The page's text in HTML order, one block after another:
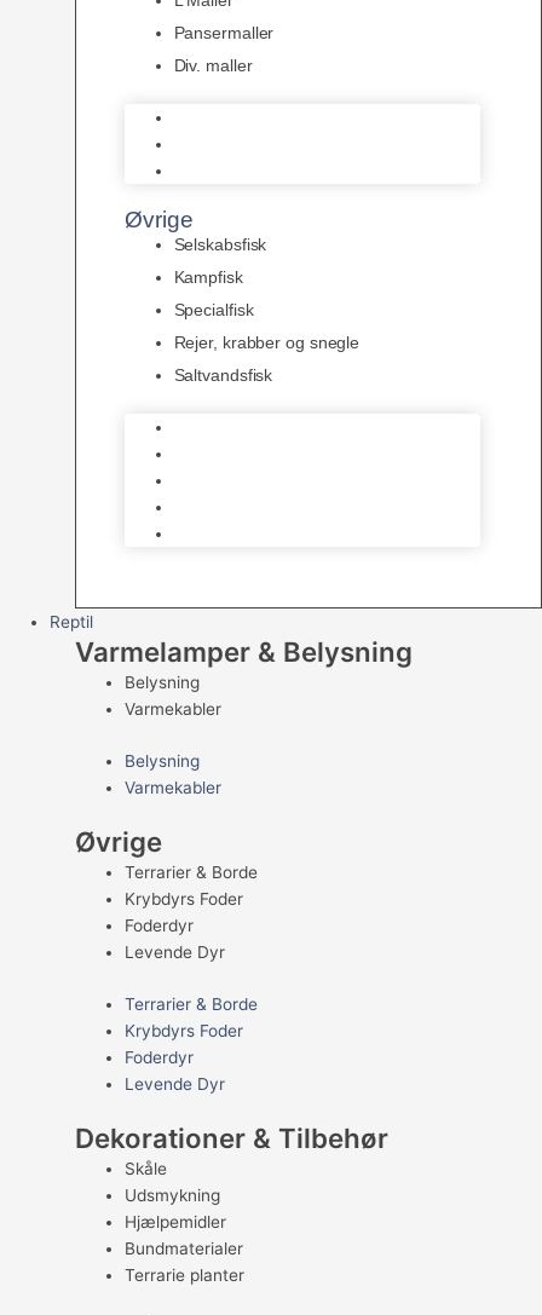
Pansermaller
Div. maller
Øvrige
Selskabsfisk
Kampfisk
Specialfisk
Rejer, krabber og snegle
Saltvandsfisk
Reptil
Varmelamper & Belysning
Belysning
Varmekabler
Belysning
Varmekabler
Øvrige
Terrarier & Borde
Krybdyrs Foder
Foderdyr
Levende Dyr
Terrarier & Borde
Krybdyrs Foder
Foderdyr
Levende Dyr
Dekorationer & Tilbehør
Skåle
Udsmykning
Hjælpemidler
Bundmaterialer
Terrarie planter